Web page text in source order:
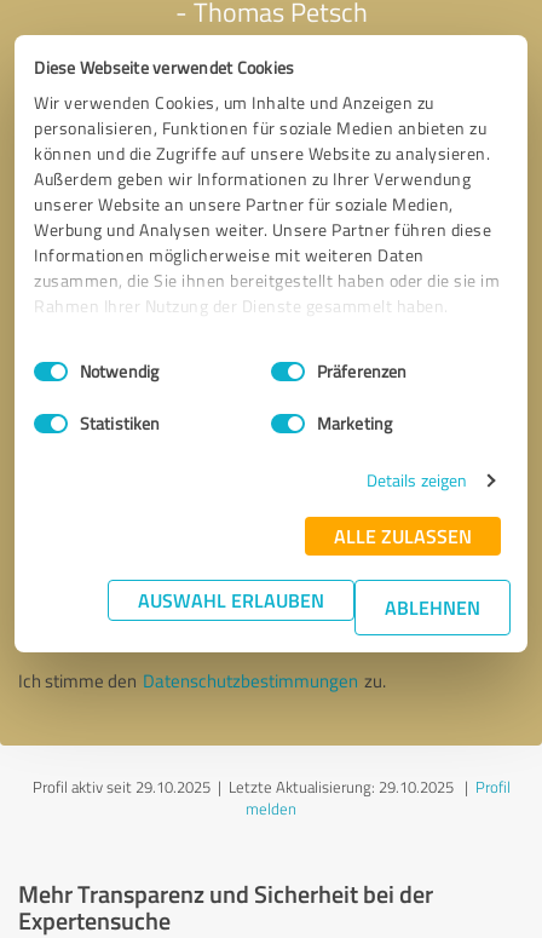
Diese Webseite verwendet Cookies
Wir verwenden Cookies, um Inhalte und Anzeigen zu
personalisieren, Funktionen für soziale Medien anbieten zu
können und die Zugriffe auf unsere Website zu analysieren.
Außerdem geben wir Informationen zu Ihrer Verwendung
unserer Website an unsere Partner für soziale Medien,
Werbung und Analysen weiter. Unsere Partner führen diese
Informationen möglicherweise mit weiteren Daten
zusammen, die Sie ihnen bereitgestellt haben oder die sie im
Rahmen Ihrer Nutzung der Dienste gesammelt haben.
Impressum Datenschutzbestimmungen
Einwilligungsauswahl
Notwendig Präferenzen
Statistiken Marketing
Details zeigen
ALLE ZULASSEN
AUSWAHL ERLAUBEN ABLEHNEN
- Thomas Petsch
* Erforderliche Angaben
Nachricht senden
Ich stimme den Datenschutzbestimmungen zu.
Profil aktiv seit 29.10.2025 | Letzte Aktualisierung: 29.10.2025| Profil
melden
Mehr Transparenz und Sicherheit bei der
Expertensuche